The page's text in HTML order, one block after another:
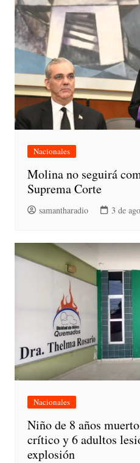
Nacionales
Molina no seguirá
Suprema Corte
samantharadio 3 de
Nacionales
Niño de 8 años
crítico y 6 adultos
explosión